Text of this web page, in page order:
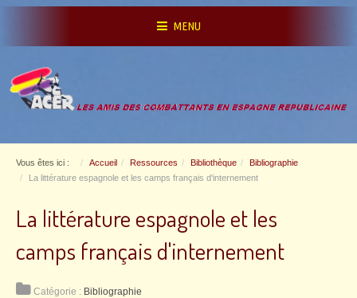
MENU
Vous êtes ici : Accueil Ressources Bibliothèque
Bibliographie
La littérature espagnole et les camps français d'internement
La littérature espagnole et les
camps français d'internement
Catégorie : Bibliographie